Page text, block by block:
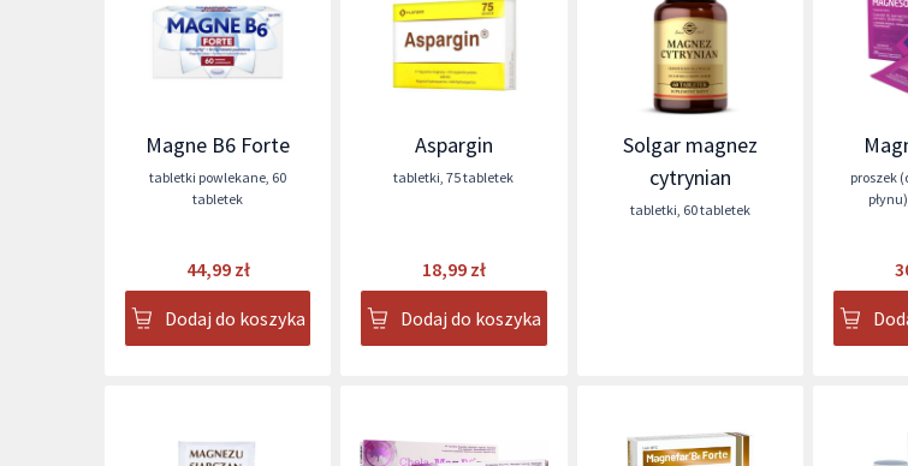
Magne B6 Forte
tabletki powlekane, 60
tabletek
44,99 zł
Dodaj do koszyka
Aspargin
tabletki,75 tabletek
18,99 zł
Dodaj do koszyka
Solgar magnez
cytrynian
tabletki, 60 tabletek
proszek
płynu)